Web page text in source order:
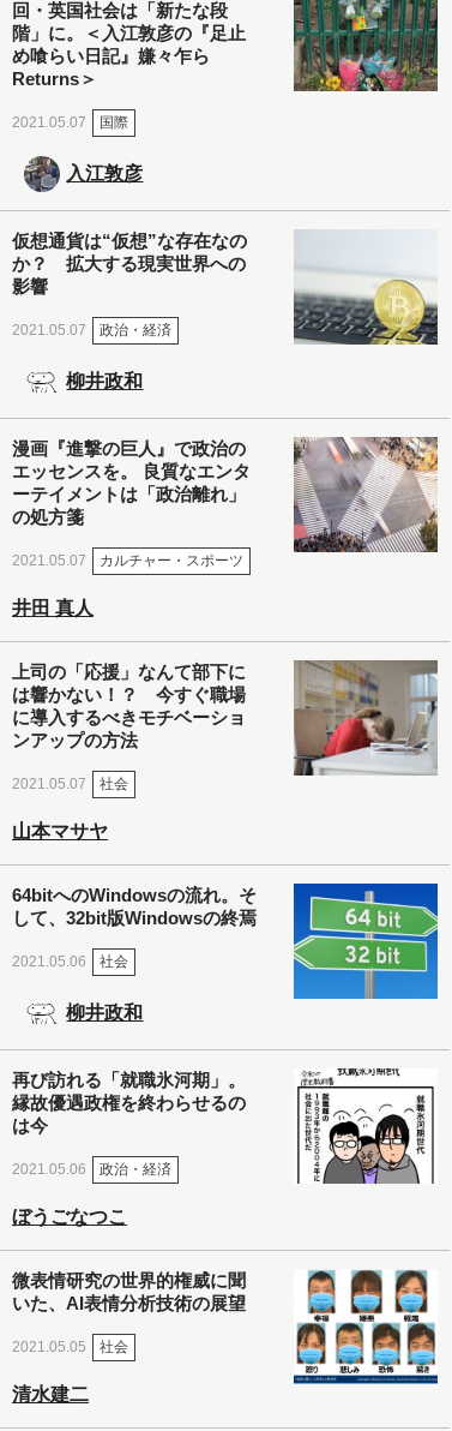
回・英国社会は「新たな段
階」に。＜入江敦彦の『足止
め喰らい日記』嫌々乍ら
Returns＞
2021.05.07 国際
入江敦彦
仮想通貨は“仮想”な存在なの
か？ 拡大する現実世界への
影響
2021.05.07 政治・経済
柳井政和
漫画『進撃の巨人』で政治の
エッセンスを。 良質なエンタ
ーテイメントは「政治離れ」
の処方箋
2021.05.07 カルチャー・スポーツ
井田 真人
上司の「応援」なんて部下に
は響かない！？ 今すぐ職場
に導入するべきモチベーショ
ンアップの方法
2021.05.07 社会
山本マサヤ
64bitへのWindowsの流れ。そ
して、32bit版Windowsの終焉
2021.05.06 社会
柳井政和
再び訪れる「就職氷河期」。
縁故優遇政権を終わらせるの
は今
2021.05.06 政治・経済
ぼうごなつこ
微表情研究の世界的権威に聞
いた、AI表情分析技術の展望
2021.05.05 社会
清水建二